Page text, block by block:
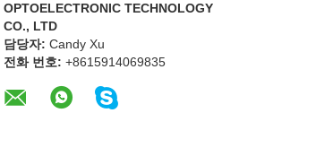
OPTOELECTRONIC TECHNOLOGY
CO., LTD
담당자: Candy Xu
전화 번호: +8615914069835